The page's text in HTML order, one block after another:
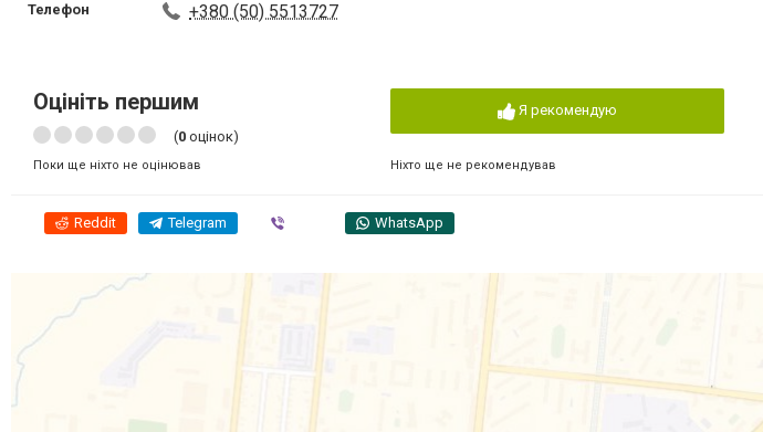
Телефон +380 (50) 5513727
Оцініть першим
(0 оцінок)
Поки ще ніхто не оцінював
Я рекомендую
Ніхто ще не рекомендував
Reddit Telegram WhatsApp